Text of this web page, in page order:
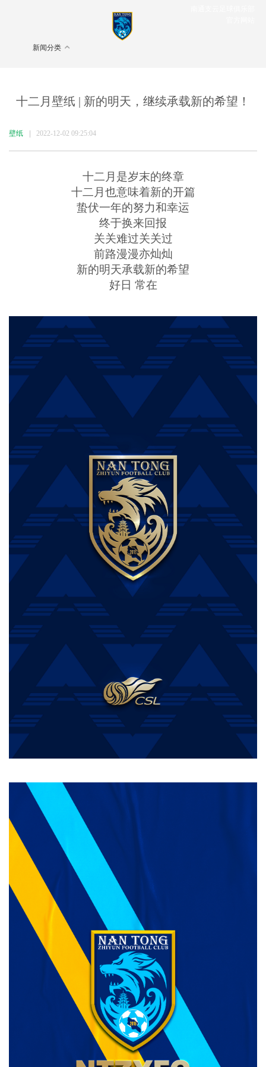
新闻分类
十二月壁纸 | 新的明天，继续承载新的希望！
壁纸 2022-12-02 09:25:04
十二月是岁末的终章
十二月也意味着新的开篇
蛰伏一年的努力和幸运
终于换来回报
关关难过关关过
前路漫漫亦灿灿
新的明天承载新的希望
好日 常在